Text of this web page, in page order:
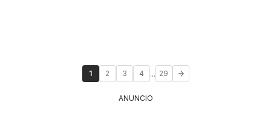
1 2 3 4 ... 29
ANUNCIO